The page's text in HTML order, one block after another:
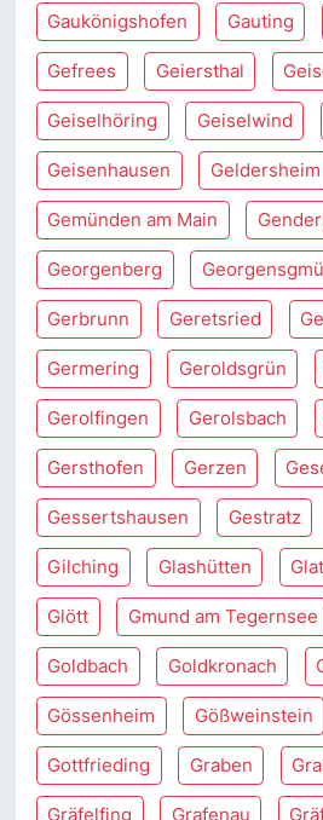
Gaukönigshofen Gauting
Gefrees Geiersthal
Geiselhöring Geiselwind
Geisenhausen Geldersheim
Gemünden am Main
Georgenberg
Gerbrunn Geretsried
Germering Geroldsgrün
Gerolfingen Gerolsbach
Gersthofen Gerzen
Gessertshausen Gestratz
Gilching Glashütten
Glött Gmund am Tegernsee
Goldbach Goldkronach
Gössenheim Gößweinstein
Gottfrieding Graben
Gräfelfing Grafenau